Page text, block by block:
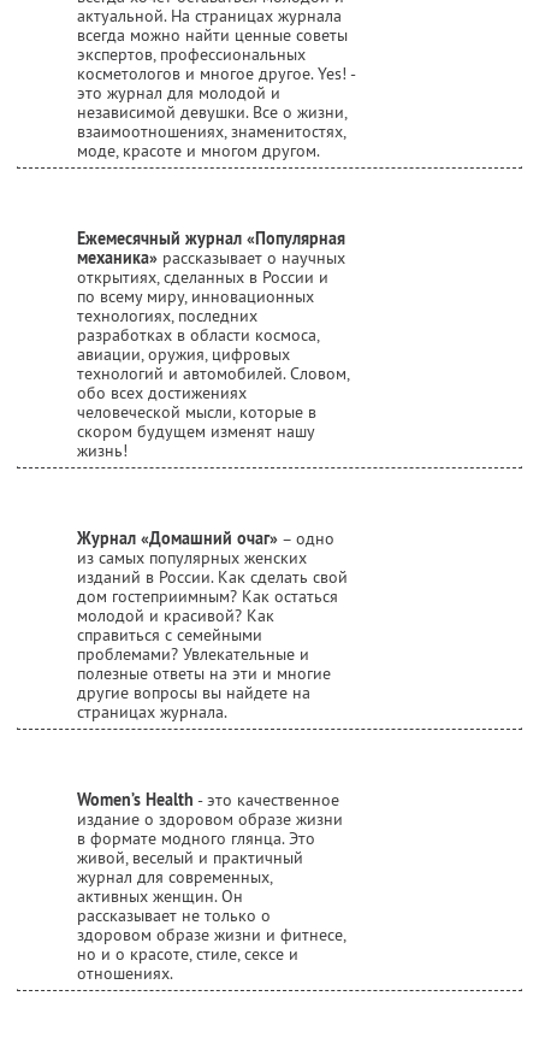
актуальной. На страницах журнала
всегда можно найти ценные советы
экспертов, профессиональных
косметологов и многое другое. Yes! -
это журнал для молодой и
независимой девушки. Все о жизни,
взаимоотношениях, знаменитостях,
моде, красоте и многом другом.
Ежемесячный журнал «Популярная
механика» рассказывает о научных
открытиях, сделанных в России и
по всему миру, инновационных
технологиях, последних
разработках в области космоса,
авиации, оружия, цифровых
технологий и автомобилей. Словом,
обо всех достижениях
человеческой мысли, которые в
скором будущем изменят нашу
жизнь!
Журнал «Домашний очаг» – одно
из самых популярных женских
изданий в России. Как сделать свой
дом гостеприимным? Как остаться
молодой и красивой? Как
справиться с семейными
проблемами? Увлекательные и
полезные ответы на эти и многие
другие вопросы вы найдете на
страницах журнала.
Women’s Health - это качественное
издание о здоровом образе жизни
в формате модного глянца. Это
живой, веселый и практичный
журнал для современных,
активных женщин. Он
рассказывает не только о
здоровом образе жизни и фитнесе,
но и о красоте, стиле, сексе и
отношениях.